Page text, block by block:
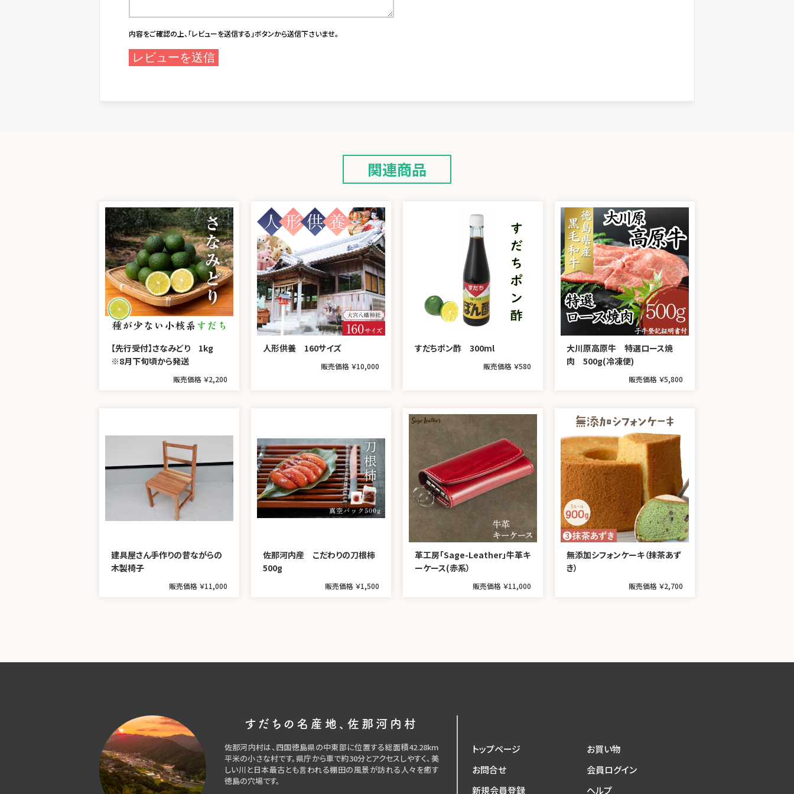
内容をご確認の上、「レビューを送信する」ボタンから送信下さいませ。
関連商品
【先行受付】さなみどり 1kg
※8月下旬頃から発送
販売価格 ￥2,200
人形供養 160サイズ
販売価格 ￥10,000
すだちポン酢 300ml
販売価格 ￥580
大川原高原牛 特選ロース焼
肉 500g(冷凍便)
販売価格 ￥5,800
建具屋さん手作りの昔ながらの
木製椅子
販売価格 ￥11,000
佐那河内産 こだわりの刀根柿
500g
販売価格 ￥1,500
革工房「Sage-Leather」牛革キ
ーケース(赤系）
販売価格 ￥11,000
無添加シフォンケーキ（抹茶あず
き）
販売価格 ￥2,700
すだちの名産地、佐那河内村
佐那河内村は、四国徳島県の中東部に位置する総面積42.28km
平米の小さな村です。県庁から車で約30分とアクセスしやすく、美
しい川と日本最古とも言われる棚田の風景が訪れる人々を癒す
徳島の穴場です。
トップページ
お買い物
お問合せ
会員ログイン
新規会員登録
ヘルプ